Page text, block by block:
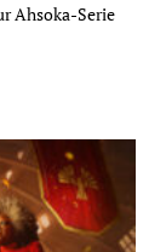
Ahsoka-Serie